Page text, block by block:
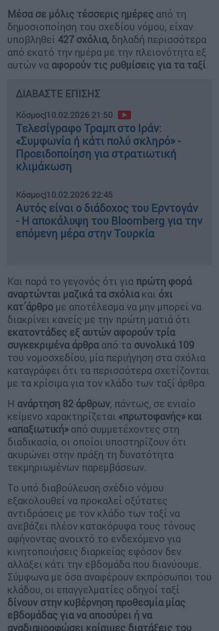
Μέσα σε μόλις τέσσερις ημέρες από τη
δημοσιοποίηση του σχεδίου νόμου, είχαν
υποβληθεί 427 σχόλια, δηλαδή περισσότερα
από εκατό την ημέρα με την πλειονότητα εξ
αυτών να αφορούν τις ρυθμίσεις για τα ταξί.
ΔΙΑΒΑΣΤΕ ΕΠΙΣΗΣ
Κόσμος|10.02.2026 21:50
Τελεσίγραφο Τραμπ στο Ιράν:
«Συμφωνία ή κάτι πολύ σκληρό» -
Προειδοποίηση για στρατιωτική
κλιμάκωση
Κόσμος|10.02.2026 22:45
Αυτός είναι ο διάδοχος του Ερντογάν
- Η αποκάλυψη του Bloomberg για την
επόμενη μέρα στην Τουρκία
Και παρά το γεγονός ότι για πρώτη φορά
αναρτώνται μαζικά τα σχόλιακαι όχι
κατ΄άρθρο με αποτέλεσμα να μην μπορεί να
διακρίνει κανείς με την πρώτη ματιά ότι
εκατοντάδες εξ αυτών αφορούν τρία
συγκεκριμένα άρθρααπό τα συνολικά 109
του νομοσχεδίου, μία περιήγηση στα σχόλια
καταγράφει ότι τα περισσότερα σχετίζονται
με τα κρίσιμα για τον κλάδο των ταξί άρθρα.
Η ανάρτηση 82 άρθρων, πάντως, σε ενιαίο
κείμενο χαρακτηρίζεται «πρωτοφανής» και
«απαξιωτική» από συμμετέχοντες στη
διαδικασία, οι οποίοι υποστηρίζουν ότι
ακυρώνει στην πράξη τη δυνατότητα
τεκμηριωμένων παρεμβάσεων.
Το υπό διαβούλευση σχέδιο νόμου
εξακολουθεί να προκαλεί οξύτατες
αντιδράσεις με τον κλάδο των ταξί να
ανεβάζει πλέον κατακόρυφα τους τόνους
αφήνοντας ανοιχτό το ενδεχόμενο για
κινητοποιήσεις διαρκείας εφόσον δεν
αλλάξει κάτι την εβδομάδα που διανύουμε.
Σύμφωνα με όσα αναφέρουν εκπρόσωποι του
κλάδου, οι επαγγελματίες οδηγοί ταξί
δίνουν στην κυβέρνηση προθεσμία μίας
εβδομάδας για να αποσύρει ή να
αναδιαμορφώσει κρίσιμες διατάξεις του